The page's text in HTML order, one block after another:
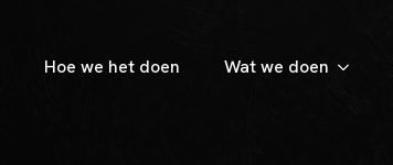
Hoe we het doen Wat we doen